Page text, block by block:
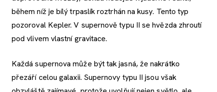
během níž je bílý trpaslík roztrhán na kusy. Tento typ
pozoroval Kepler. V supernově typu II se hvězda zhroutí
pod vlivem vlastní gravitace.
Každá supernova může být tak jasná, že nakrátko
přezáří celou galaxii. Supernovy typu II jsou však